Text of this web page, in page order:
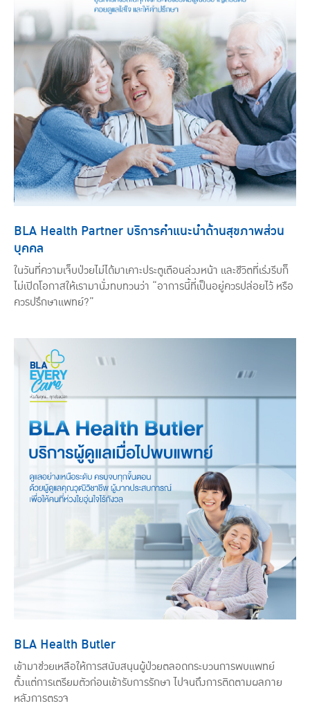
BLA Health Partner บริการคำแนะนำด้านสุขภาพส่วน
บุคคล
ในวันที่ความเจ็บป่วยไม่ได้มาเคาะประตูเตือนล่วงหน้า และชีวิตที่เร่งรีบก็
ไม่เปิดโอกาสให้เรามานั่งทบทวนว่า “อาการนี้ที่เป็นอยู่ควรปล่อยไว้ หรือ
ควรปรึกษาแพทย์?”
BLA Health Butler
เข้ามาช่วยเหลือให้การสนับสนุนผู้ป่วยตลอดกระบวนการพบแพทย์
ตั้งแต่การเตรียมตัวก่อนเข้ารับการรักษา ไปจนถึงการติดตามผลภาย
หลังการตรวจ